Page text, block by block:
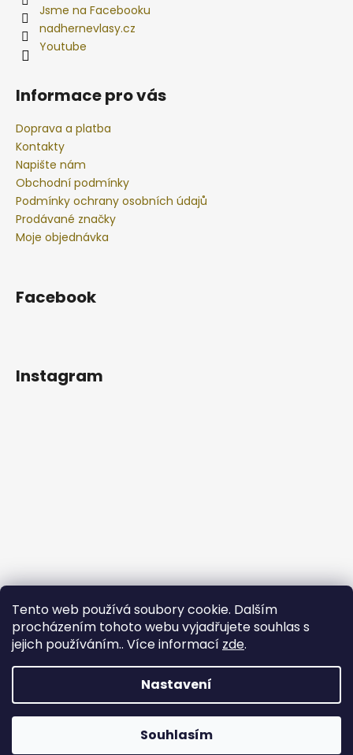
Tento web používá soubory cookie. Dalším
procházením tohoto webu vyjadřujete souhlas s
jejich používáním.. Více informací zde.
Nastavení
Souhlasím
Jsme na Facebooku
nadhernevlasy.cz
Youtube
Informace pro vás
Doprava a platba
Kontakty
Napište nám
Obchodní podmínky
Podmínky ochrany osobních údajů
Prodávané značky
Moje objednávka
Facebook
Instagram
Copyright 2026nadhernevlasy.cz. Všechna práva
vyhrazena.